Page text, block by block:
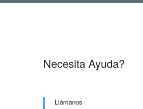
Necesita Ayuda?
Llámanos